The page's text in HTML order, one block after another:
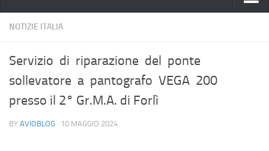
Contatti
Disclaimer
Notizie Italia
Aeronautica Militare
Aeroporti
Compagnie Aeree
Forze Aeree
NOTIZIE ITALIA
Servizio di riparazione del ponte
sollevatore a pantografo VEGA 200
presso il 2° Gr.M.A. di Forlì
BY AVIOBLOG · 10 MAGGIO 2024